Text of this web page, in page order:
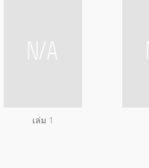
เล่ม 1